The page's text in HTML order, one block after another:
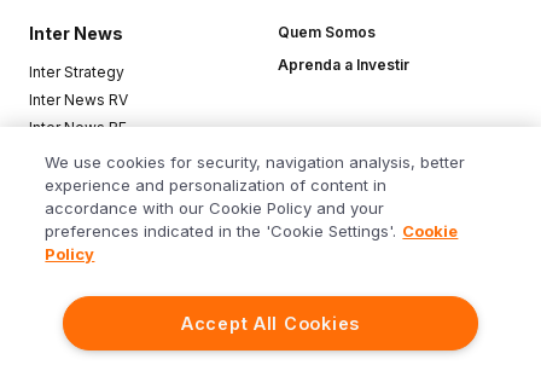
Siga o Inter
Inter News
Inter Strategy
Inter News RV
Inter News RF
Top Funds
Quem Somos
Aprenda a Investir
Baixe o app
We use cookies for security, navigation analysis, better
experience and personalization of content in
accordance with our Cookie Policy and your
preferences indicated in the 'Cookie Settings'. Cookie
Policy
Accept All Cookies